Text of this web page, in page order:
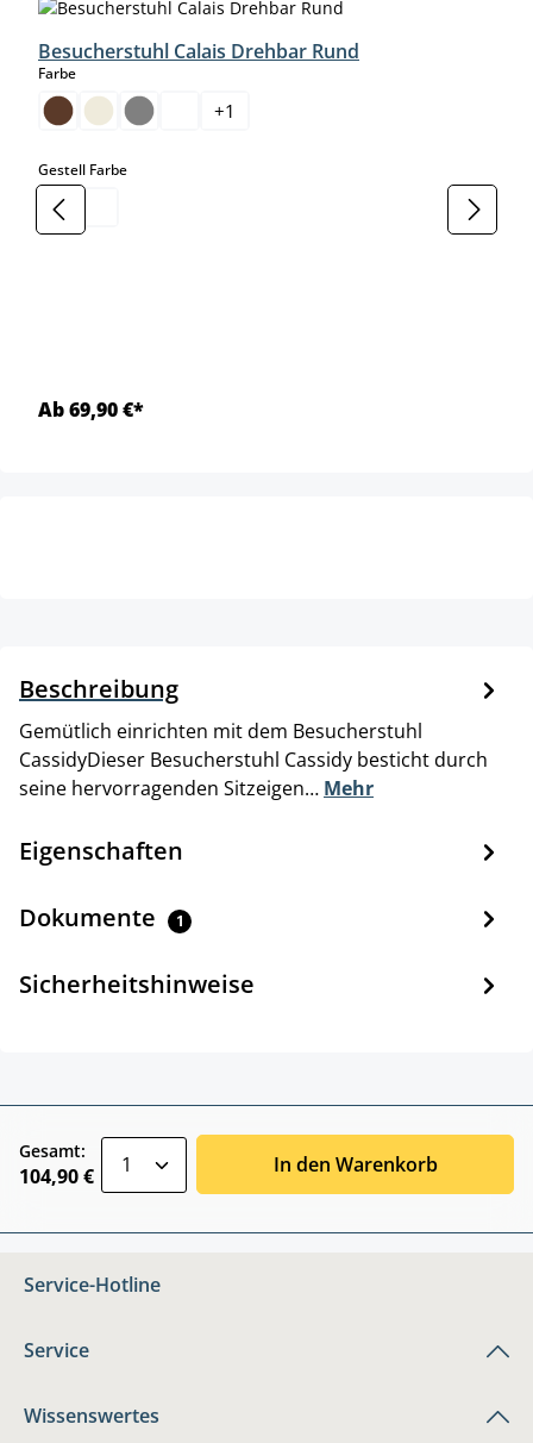
Besucherstuhl Calais Drehbar Rund
Farbeauswählen
+1
Gestell Farbeauswählen
Ab 69,90 €*
Beschreibung
Gemütlich einrichten mit dem Besucherstuhl
CassidyDieser Besucherstuhl Cassidy besticht durch
seine hervorragenden Sitzeigen… Mehr
Eigenschaften
Dokumente 1
Sicherheitshinweise
Gesamt:
104,90 € In den Warenkorb
Service-Hotline
Service
Wissenswertes